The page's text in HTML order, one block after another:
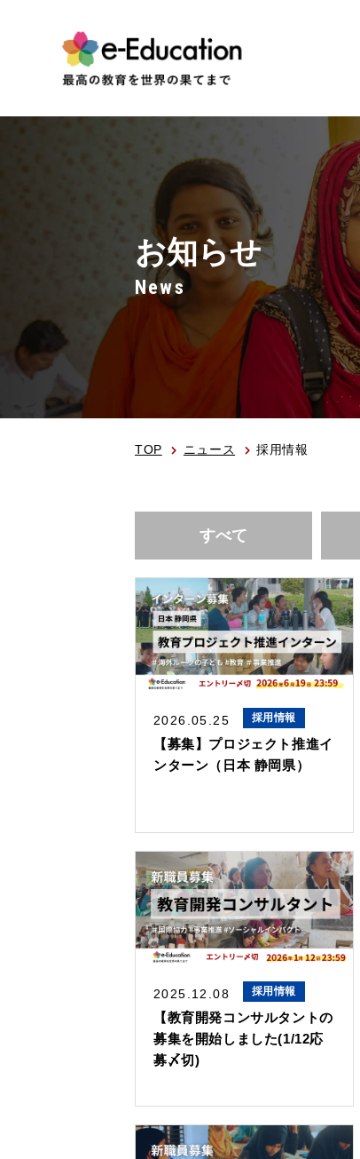
お知らせ
News
TOP ニュース 採用情報
すべて
2026.05.25 採用情報
【募集】プロジェクト推進イ
ンターン（日本 静岡県）
2025.12.08 採用情報
【教育開発コンサルタントの
募集を開始しました(1/12応
募〆切)